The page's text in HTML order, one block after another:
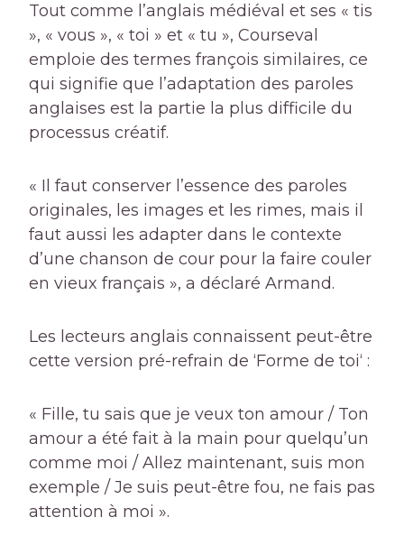
Tout comme l’anglais médiéval et ses « tis
», « vous », « toi » et « tu », Courseval
emploie des termes françois similaires, ce
qui signifie que l’adaptation des paroles
anglaises est la partie la plus difficile du
processus créatif.
« Il faut conserver l’essence des paroles
originales, les images et les rimes, mais il
faut aussi les adapter dans le contexte
d’une chanson de cour pour la faire couler
en vieux français », a déclaré Armand.
Les lecteurs anglais connaissent peut-être
cette version pré-refrain de ‘Forme de toi‘ :
« Fille, tu sais que je veux ton amour / Ton
amour a été fait à la main pour quelqu’un
comme moi / Allez maintenant, suis mon
exemple / Je suis peut-être fou, ne fais pas
attention à moi ».